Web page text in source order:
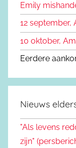
Emily
12 september,
10 oktober,
Eerdere
Nieuws
"Als levens
zijn"